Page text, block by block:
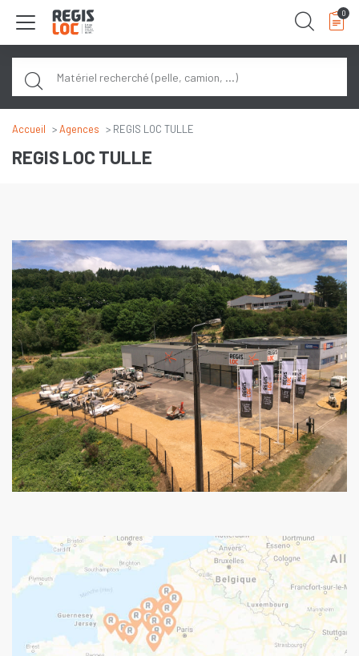
0
Accueil Agences REGIS LOC TULLE
REGIS LOC TULLE
Panneau de gestion des cookies